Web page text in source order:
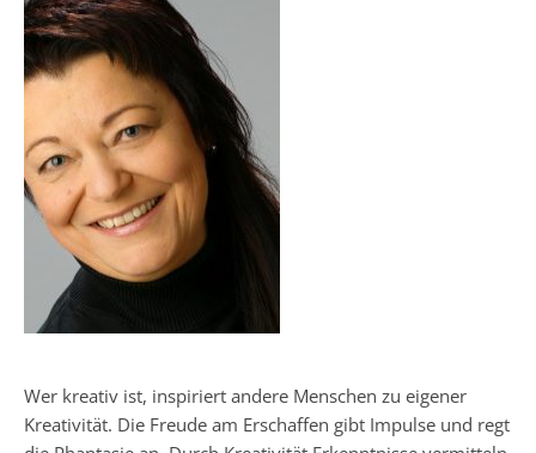
Wer kreativ ist, inspiriert andere Menschen zu eigener
Kreativität. Die Freude am Erschaffen gibt Impulse und regt